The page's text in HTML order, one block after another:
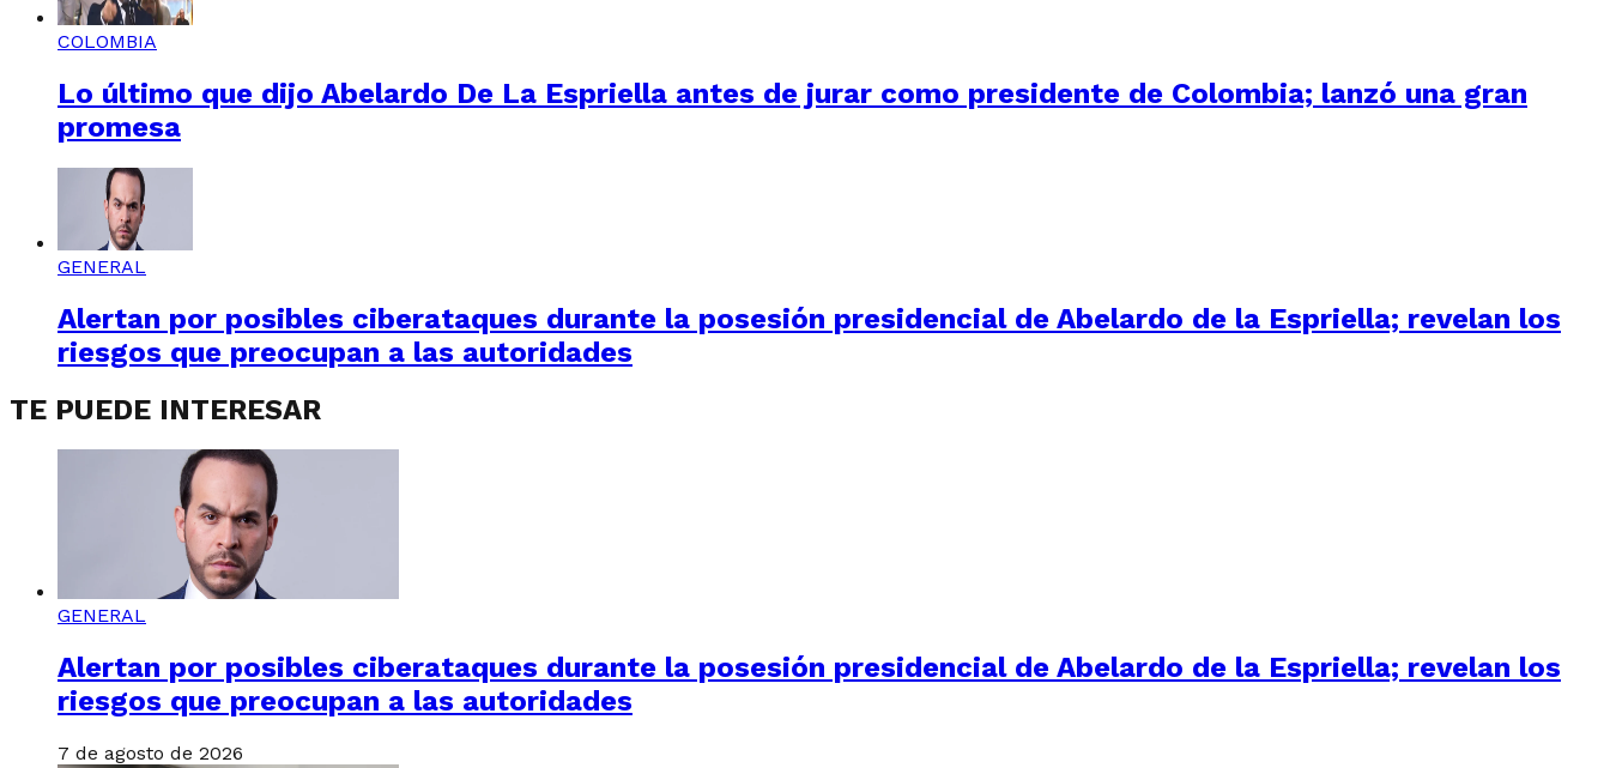
COLOMBIA
Lo último que dijo Abelardo De La Espriella antes de jurar como presidente de Colombia; lanzó una gran
promesa
GENERAL
Alertan por posibles ciberataques durante la posesión presidencial de Abelardo de la Espriella; revelan los
riesgos que preocupan a las autoridades
TE PUEDE INTERESAR
GENERAL
Alertan por posibles ciberataques durante la posesión presidencial de Abelardo de la Espriella; revelan los
riesgos que preocupan a las autoridades
7 de agosto de 2026